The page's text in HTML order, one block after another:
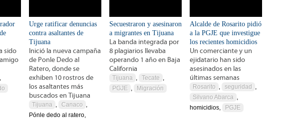
sido
,
Urge ratificar denuncias
contra asaltantes de
Tijuana
Inició la nueva campaña
de Ponle Dedo al
Ratero, donde se
exhiben 10 rostros de
los asaltantes más
buscados en Tijuana
Tijuana , Canaco ,
Pónle dedo al ratero,
Secuestraron y asesinaron
a migrantes en Tijuana
La banda integrada por
8 plagiarios llevaba
operando 1 año en Baja
California
Tijuana , Tecate ,
PGJE , Migración
Alcalde de Rosarito pidió
a la PGJE que investigue
los recientes homicidios
Un comerciante y un
ejidatario han sido
asesinados en las
últimas semanas
Rosarito , seguridad
,
Silvano Abarca ,
homicidios,
PGJE